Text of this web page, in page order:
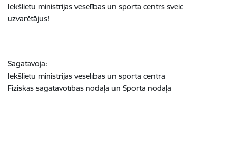
Iekšlietu ministrijas veselības un sporta centrs sveic
uzvarētājus!
Sagatavoja:
Iekšlietu ministrijas veselības un sporta centra
Fiziskās sagatavotības nodaļa un Sporta nodaļa